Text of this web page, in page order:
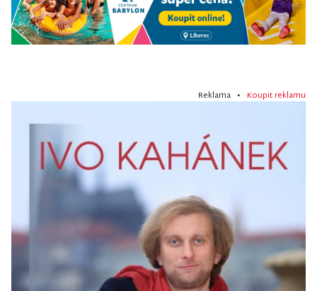
Reklama • Koupit reklamu